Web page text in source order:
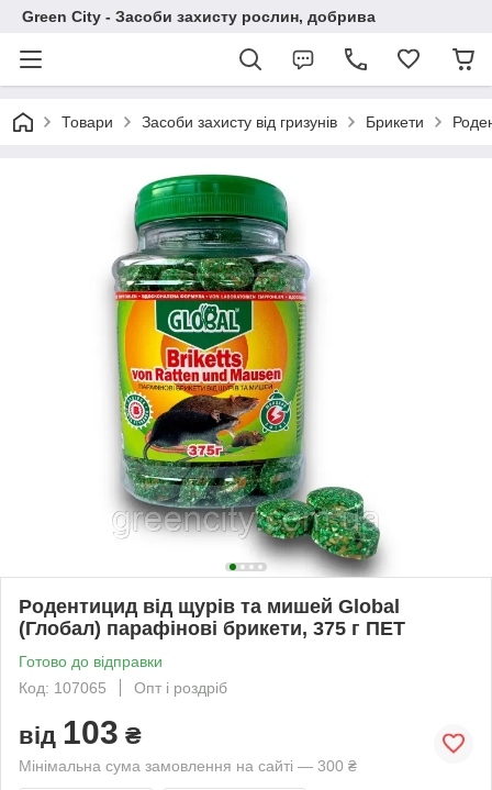
Green City - Засоби захисту рослин, добрива
Товари Засоби захисту від гризунів Брикети
Родентицид від щурів та мишей Global
(Глобал) парафінові брикети, 375 г ПЕТ
Готово до відправки
Код: 107065
Опт і роздріб
від 103 ₴
Мінімальна сума замовлення на сайті — 300 ₴